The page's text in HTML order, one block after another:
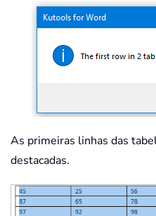
As primeiras linhas das
destacadas.